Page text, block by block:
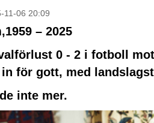
11-06 20:09
– 2025
0 - 2 i fotboll
för gott, med
inte mer.